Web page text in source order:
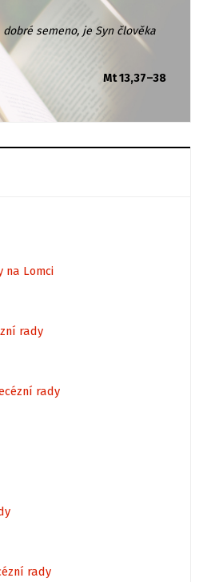
dobré semeno, je Syn člověka
Mt 13,37–38
na Lomci
rady
rady
rady